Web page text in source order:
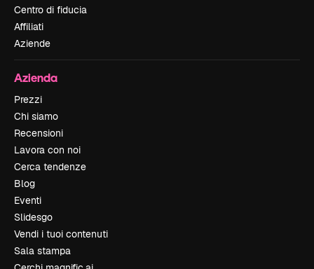
Centro di fiducia
Affiliati
Aziende
Azienda
Prezzi
Chi siamo
Recensioni
Lavora con noi
Cerca tendenze
Blog
Eventi
Slidesgo
Vendi i tuoi contenuti
Sala stampa